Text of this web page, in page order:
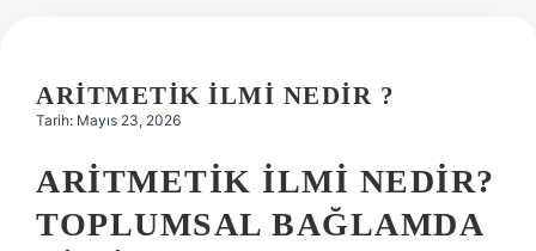
ARITMETIK ILMI NEDIR ?
Tarih: Mayıs 23, 2026
ARITMETIK İLMI NEDIR?
TOPLUMSAL BAĞLAMDA